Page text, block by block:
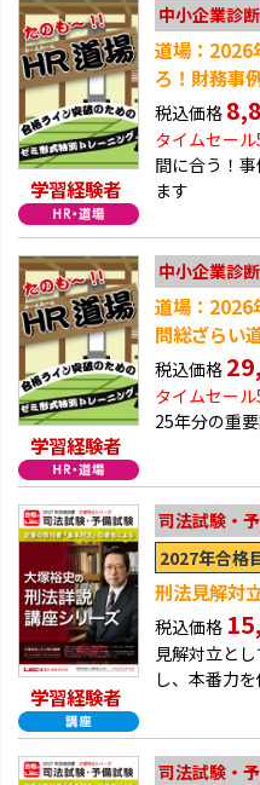
学習経験者
中小企業診
道場：2026
ろ！財務事
税込価格
タイムセー
間に合う！
ます
学習経験者
中小企業診
道場：2026
問総ざらい
税込価格
タイムセー
25年分の重
学習経験者
司法試験・
2027年合格
刑法見解対
税込価格
見解対立と
し、本番力を
司法試験・